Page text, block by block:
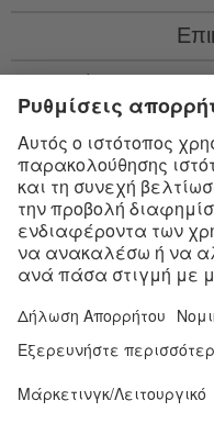
παραλαβής, αν δεν
Bluetooth SIG, Inc. και η χρήση
πραγματοποιείται
Το Apple, το λογότυπο Apple
Apple Inc. Το Google Play και